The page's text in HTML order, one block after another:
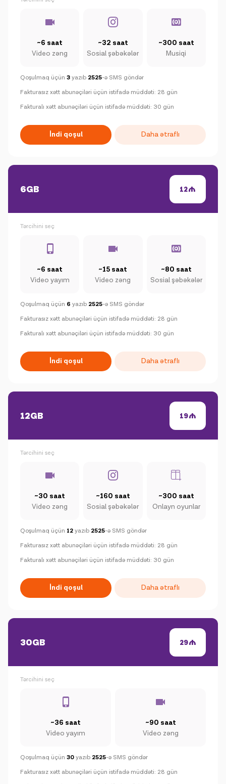
~6 saat
Video zəng
~32 saat
Sosial şəbəkələr
~300 saat
Musiqi
Qoşulmaq üçün 3 yazıb 2525-ə SMS göndər
Fakturasız xətt abunəçiləri üçün istifadə müddəti: 28 gün
Fakturalı xətt abunəçiləri üçün istifadə müddəti: 30 gün
İndi qoşul Daha ətraflı
6GB 12
Tərcihini seç
~6 saat
Video yayım
~15 saat
Video zəng
~80 saat
Sosial şəbəkələr
Qoşulmaq üçün 6 yazıb 2525-ə SMS göndər
Fakturasız xətt abunəçiləri üçün istifadə müddəti: 28 gün
Fakturalı xətt abunəçiləri üçün istifadə müddəti: 30 gün
İndi qoşul Daha ətraflı
12GB 19
Tərcihini seç
~30 saat
Video zəng
~160 saat
Sosial şəbəkələr
~300 saat
Onlayn oyunlar
Qoşulmaq üçün 12 yazıb 2525-ə SMS göndər
Fakturasız xətt abunəçiləri üçün istifadə müddəti: 28 gün
Fakturalı xətt abunəçiləri üçün istifadə müddəti: 30 gün
İndi qoşul Daha ətraflı
30GB 29
Tərcihini seç
~36 saat
Video yayım
~90 saat
Video zəng
Qoşulmaq üçün 30 yazıb 2525-ə SMS göndər
Fakturasız xətt abunəçiləri üçün istifadə müddəti: 28 gün